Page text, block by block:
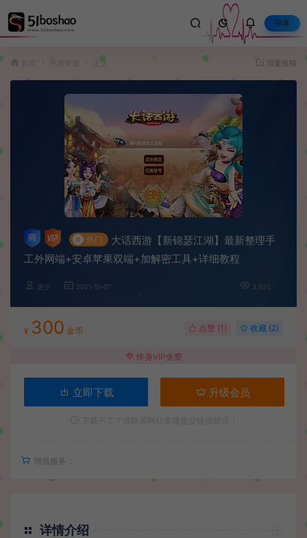
登录
手游资源 正文 我要投稿
# 热门
大话西游【新锦瑟江湖】最新整理手
工外网端+安卓苹果双端+加解密工具+详细教程
波少 2021-10-07 3,620
¥ 300 金币 点赞 (1 ) 收藏 (2)
终身VIP免费
立即下载 升级会员
增值服务：
详情介绍